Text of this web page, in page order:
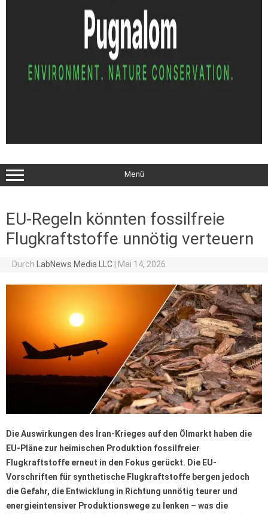
Menü
EU-Regeln könnten fossilfreie
Flugkraftstoffe unnötig verteuern
Durch LabNews Media LLC Mai 14, 2026
Die Auswirkungen des Iran-Krieges auf den Ölmarkt haben die
EU-Pläne zur heimischen Produktion fossilfreier
Flugkraftstoffe erneut in den Fokus gerückt. Die EU-
Vorschriften für synthetische Flugkraftstoffe bergen jedoch
die Gefahr, die Entwicklung in Richtung unnötig teurer und
energieintensiver Produktionswege zu lenken – was die